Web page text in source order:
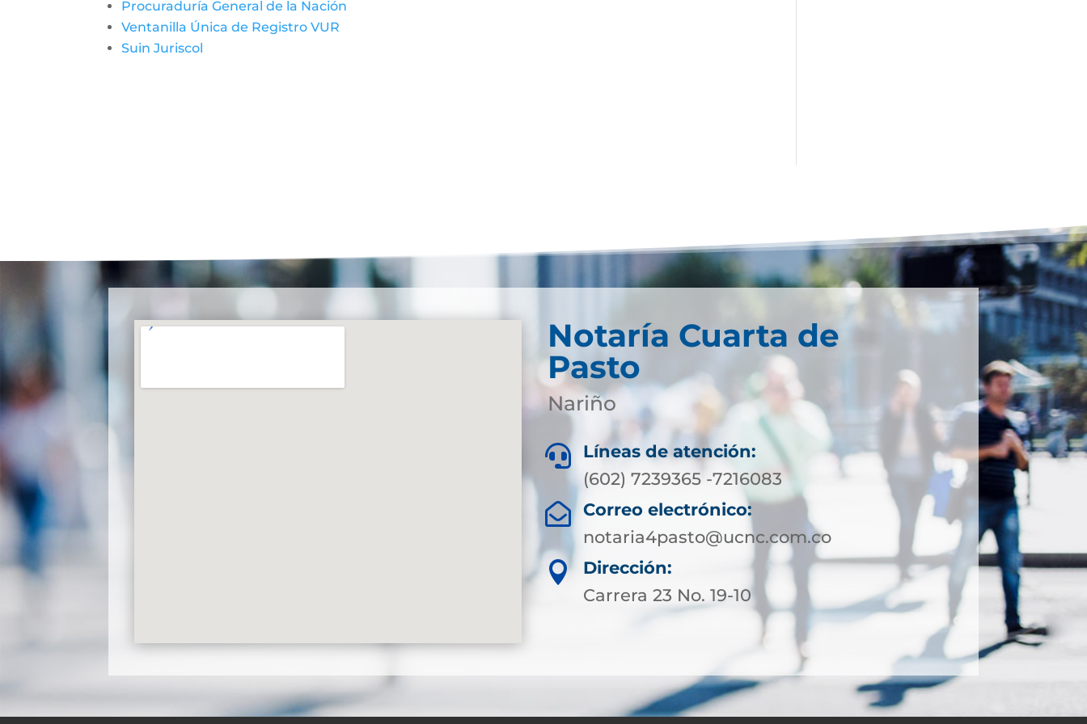
Procuraduría General de la Nación
Ventanilla Única de Registro VUR
Suin Juriscol
Notaría Cuarta de
Pasto
Nariño

Líneas de atención:
(602) 7239365 -7216083

Correo electrónico:
notaria4pasto@ucnc.com.co

Dirección:
Carrera 23 No. 19-10